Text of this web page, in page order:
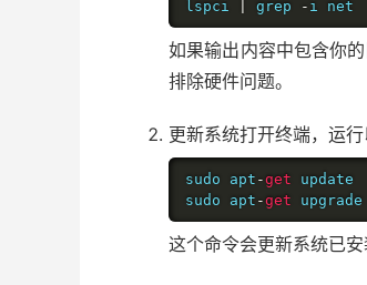
lspci grep - i net
如果输出内容中包含你
排除硬件问题。
更新系统打开终端，运行
sudo apt -get update
sudo apt -get upgrade
这个命令会更新系统已